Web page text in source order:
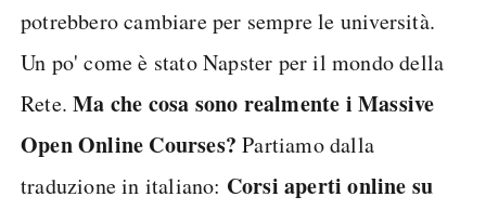
potrebbero cambiare per sempre le università.
Un po' come è stato Napster per il mondo della
Rete.Ma che cosa sono realmente i Massive
Open Online Courses? Partiamo dalla
traduzione in italiano: Corsi aperti online su